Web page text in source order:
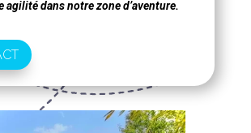
agilité dans notre zone d’aventure.